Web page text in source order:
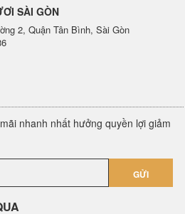
SÀI GÒN
2, Quận Tân Bình, Sài Gòn
nhanh nhất hưởng quyền lợi giảm
GỬI